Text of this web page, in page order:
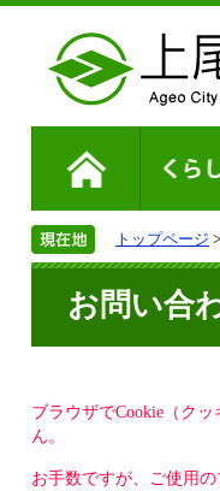
トップページ
お問い合
ブラウザでCookie（ク
ん。
お手数ですが、ご使用